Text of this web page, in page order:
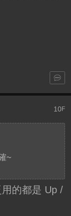
10F
~
的都是 Up /